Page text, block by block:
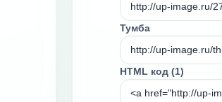
Тумба
HTML код (1)